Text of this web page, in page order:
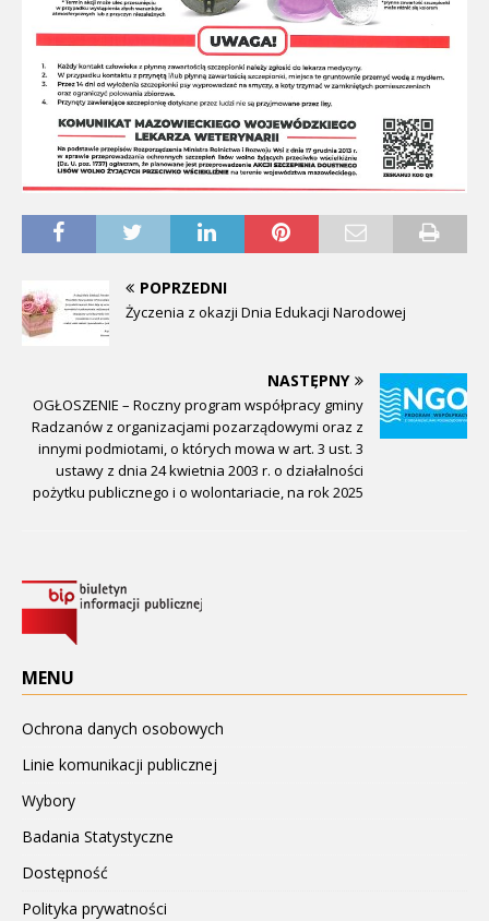
POPRZEDNI
Życzenia z okazji Dnia Edukacji Narodowej
NASTĘPNY
OGŁOSZENIE – Roczny program współpracy gminy
Radzanów z organizacjami pozarządowymi oraz z
innymi podmiotami, o których mowa w art. 3 ust. 3
ustawy z dnia 24 kwietnia 2003 r. o działalności
pożytku publicznego i o wolontariacie, na rok 2025
MENU
Ochrona danych osobowych
Linie komunikacji publicznej
Wybory
Badania Statystyczne
Dostępność
Polityka prywatności